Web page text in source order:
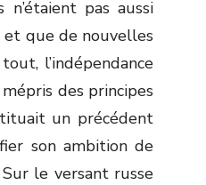
pas aussi
que de nouvelles
l’indépendance
des principes
un précédent
son ambition de
le versant russe